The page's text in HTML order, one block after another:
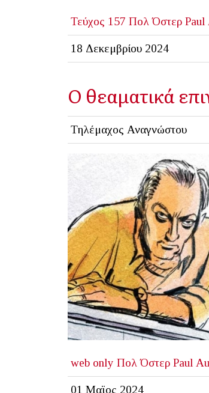
Τεύχος 157 Πολ Όστερ Paul
18 Δεκεμβρίου 2024
Ο θεαματικά
Τηλέμαχος Αναγνώστου
web only Πολ Όστερ Paul
01 Μαϊος 2024